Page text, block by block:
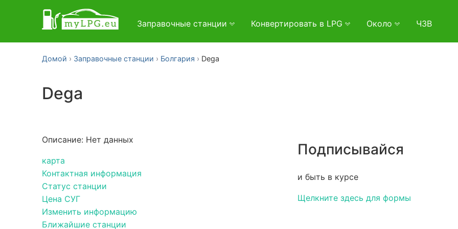
Заправочные станции Конвертировать в LPG Около ЧЗВ
Домой Заправочные станции Болгария Dega
Dega
Описание: Нет данных
карта
Контактная информация
Статус станции
Цена СУГ
Изменить информацию
Ближайшие станции
Подписывайся
и быть в курсе
Щелкните здесь для формы